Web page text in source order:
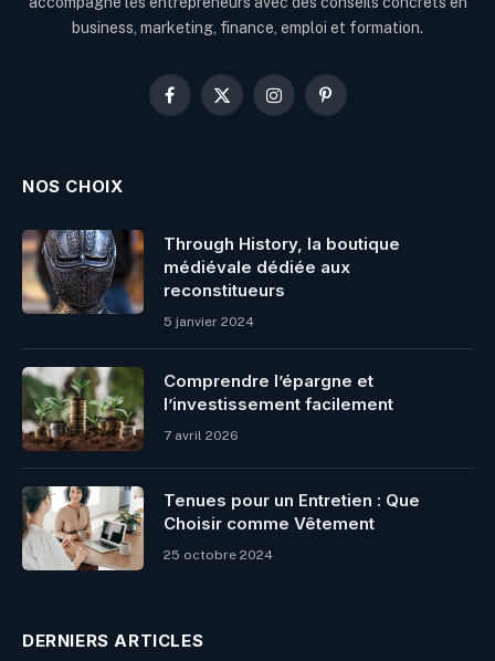
business, marketing, finance, emploi et formation.
Facebook
X
InstagramPinterest
NOS CHOIX
Through History, la boutique
médiévale dédiée aux
reconstitueurs
5 janvier 2024
Comprendre l’épargne et
l’investissement facilement
7 avril 2026
Tenues pour un Entretien : Que
Choisir comme Vêtement
25 octobre 2024
DERNIERS ARTICLES